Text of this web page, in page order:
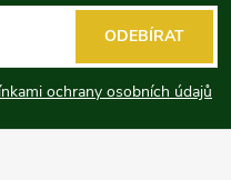
ochrany osobních údajů
ODEBÍRAT